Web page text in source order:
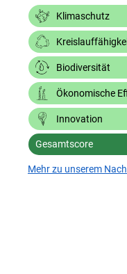
Klimaschutz
Biodiversität
Ökonomische
Innovation
Gesamtscore
Mehr zu unserem